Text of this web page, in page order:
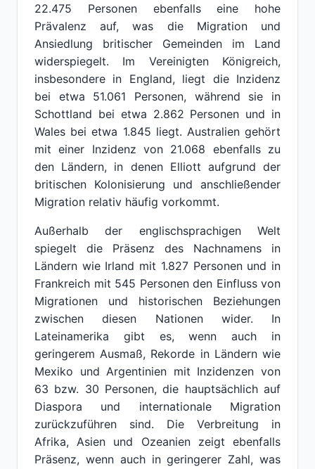
22.475 Personen ebenfalls eine hohe
Prävalenz auf, was die Migration und
Ansiedlung britischer Gemeinden im Land
widerspiegelt. Im Vereinigten Königreich,
insbesondere in England, liegt die Inzidenz
bei etwa 51.061 Personen, während sie in
Schottland bei etwa 2.862 Personen und in
Wales bei etwa 1.845 liegt. Australien gehört
mit einer Inzidenz von 21.068 ebenfalls zu
den Ländern, in denen Elliott aufgrund der
britischen Kolonisierung und anschließender
Migration relativ häufig vorkommt.
Außerhalb der englischsprachigen Welt
spiegelt die Präsenz des Nachnamens in
Ländern wie Irland mit 1.827 Personen und in
Frankreich mit 545 Personen den Einfluss von
Migrationen und historischen Beziehungen
zwischen diesen Nationen wider. In
Lateinamerika gibt es, wenn auch in
geringerem Ausmaß, Rekorde in Ländern wie
Mexiko und Argentinien mit Inzidenzen von
63 bzw. 30 Personen, die hauptsächlich auf
Diaspora und internationale Migration
zurückzuführen sind. Die Verbreitung in
Afrika, Asien und Ozeanien zeigt ebenfalls
Präsenz, wenn auch in geringerer Zahl, was